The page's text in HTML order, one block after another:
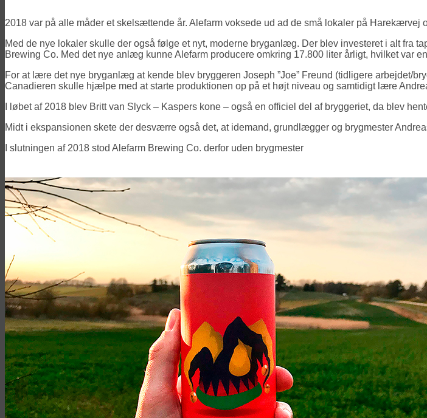
2018 var på alle måder et skelsættende år. Alefarm voksede ud ad de små lokaler på Harekærvej
Med de nye lokaler skulle der også følge et nyt, moderne bryganlæg. Der blev investeret i alt
Brewing Co. Med det nye anlæg kunne Alefarm producere omkring 17.800 liter årligt, hvilket var
For at lære det nye bryganlæg at kende blev bryggeren Joseph ”Joe” Freund (tidligere arbejdet/
Canadieren skulle hjælpe med at starte produktionen op på et højt niveau og samtidigt lære
I løbet af 2018 blev Britt van Slyck – Kaspers kone – også en officiel del af bryggeriet, da blev
Midt i ekspansionen skete der desværre også det, at idemand, grundlægger og brygmester
I slutningen af 2018 stod Alefarm Brewing Co. derfor uden brygmester